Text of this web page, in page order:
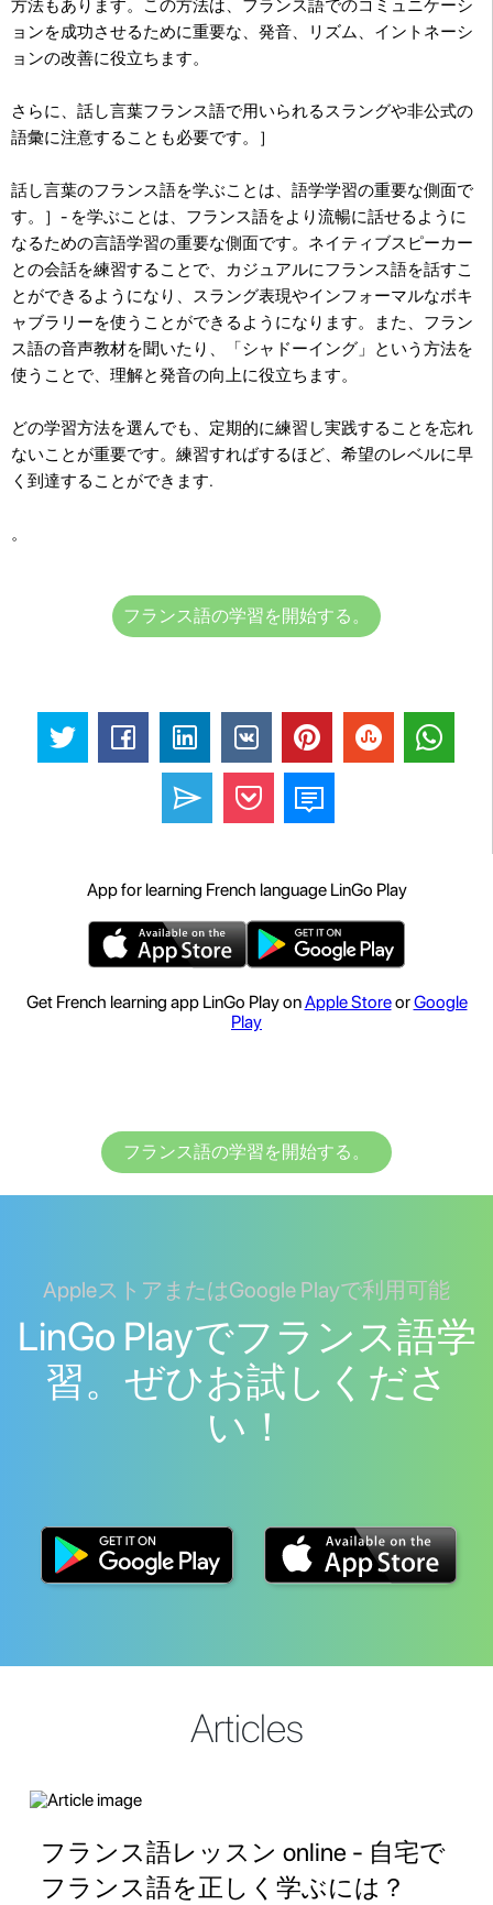
方法もあります。この方法は、フランス語でのコミュニケーシ
ョンを成功させるために重要な、発音、リズム、イントネーシ
ョンの改善に役立ちます。
さらに、話し言葉フランス語で用いられるスラングや非公式の
語彙に注意することも必要です。］
話し言葉のフランス語を学ぶことは、語学学習の重要な側面で
す。］- を学ぶことは、フランス語をより流暢に話せるように
なるための言語学習の重要な側面です。ネイティブスピーカー
との会話を練習することで、カジュアルにフランス語を話すこ
とができるようになり、スラング表現やインフォーマルなボキ
ャブラリーを使うことができるようになります。また、フラン
ス語の音声教材を聞いたり、「シャドーイング」という方法を
使うことで、理解と発音の向上に役立ちます。
どの学習方法を選んでも、定期的に練習し実践することを忘れ
ないことが重要です。練習すればするほど、希望のレベルに早
く到達することができます.
。
フランス語の学習を開始する。
App for learning French language LinGo Play
Get French learning app LinGo Play onApple StoreorGoogle
Play
フランス語の学習を開始する。
AppleストアまたはGoogle Playで利用可能
LinGo Playでフランス語学
習。ぜひお試しくださ
い！
Articles
フランス語レッスン online - 自宅で
フランス語を正しく学ぶには？